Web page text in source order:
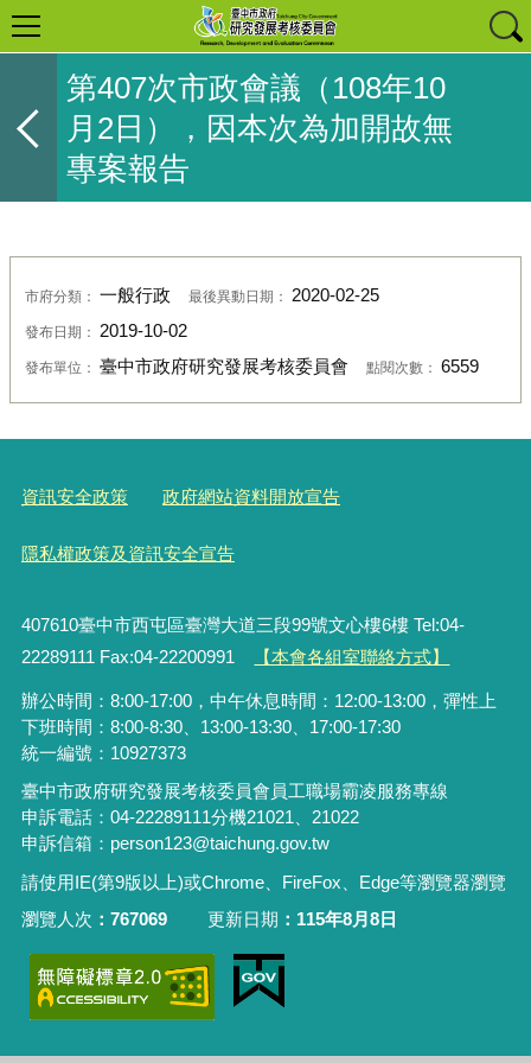
第407次市政會議（108年10
月2日），因本次為加開故無
專案報告
市府分類： 一般行政 最後異動日期： 2020-02-25
發布日期： 2019-10-02
發布單位： 臺中市政府研究發展考核委員會 點閱次數： 6559
資訊安全政策 政府網站資料開放宣告
隱私權政策及資訊安全宣告
407610臺中市西屯區臺灣大道三段99號文心樓6樓 Tel:04-
22289111 Fax:04-22200991
【本會各組室聯絡方式】
辦公時間：8:00-17:00，中午休息時間：12:00-13:00，彈性上
下班時間：8:00-8:30、13:00-13:30、17:00-17:30
統一編號：10927373
臺中市政府研究發展考核委員會員工職場霸凌服務專線
申訴電話：04-22289111分機21021、21022
申訴信箱：person123@taichung.gov.tw
請使用IE(第9版以上)或Chrome、FireFox、Edge等瀏覽器瀏覽
瀏覽人次
767069 更新日期 115年8月8日